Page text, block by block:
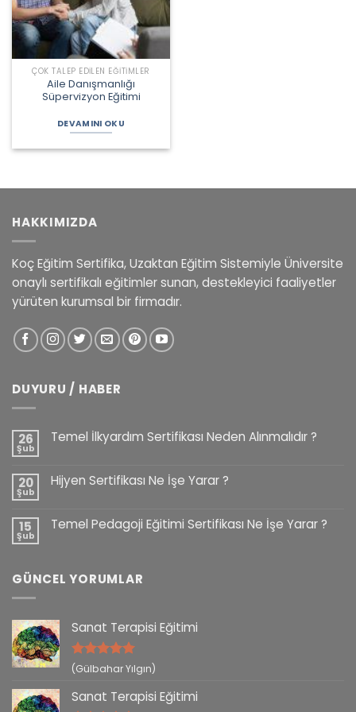
ÇOK TALEP EDILEN EĞITIMLER
Aile Danışmanlığı
Süpervizyon Eğitimi
DEVAMINI OKU
HAKKIMIZDA
Koç Eğitim Sertifika, Uzaktan Eğitim Sistemiyle Üniversite
onaylı sertifikalı eğitimler sunan, destekleyici faaliyetler
yürüten kurumsal bir firmadır.
DUYURU / HABER
26
Şub
Temel İlkyardım Sertifikası Neden Alınmalıdır ?
20
Şub
Hijyen Sertifikası Ne İşe Yarar ?
15
Şub
Temel Pedagoji Eğitimi Sertifikası Ne İşe Yarar ?
GÜNCEL YORUMLAR
Sanat Terapisi Eğitimi
5 üzerinden
(Gülbahar Yılgın)
Sanat Terapisi Eğitimi